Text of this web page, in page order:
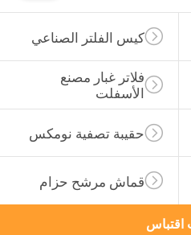
كيس الفلتر الصناعي
فلاتر غبار مصنع
الأسفلت
حقيبة تصفية نومكس
قماش مرشح حزام